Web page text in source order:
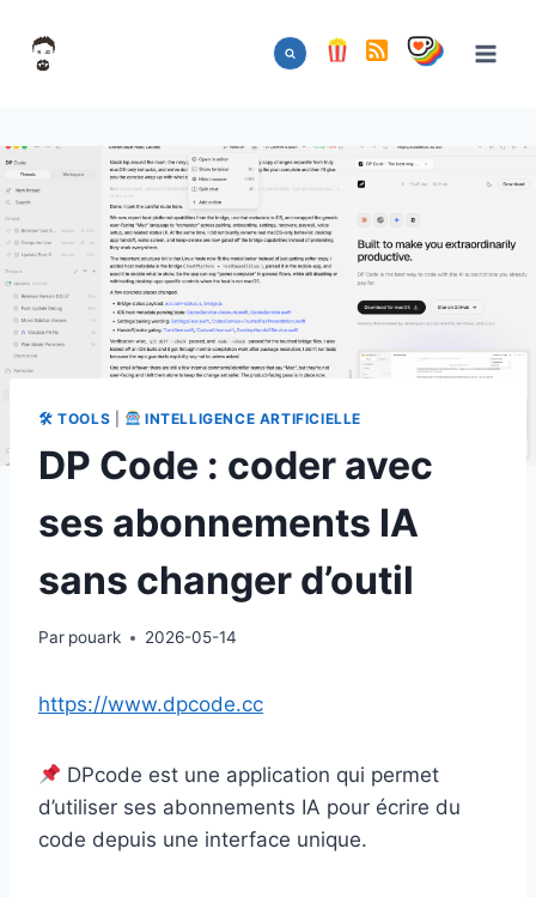
🛠 TOOLS INTELLIGENCE ARTIFICIELLE
DP Code : coder avec
ses abonnements IA
sans changer d’outil
Par pouark 2026-05-14
https://www.dpcode.cc
DPcode est une application qui permet
d’utiliser ses abonnements IA pour écrire du
code depuis une interface unique.